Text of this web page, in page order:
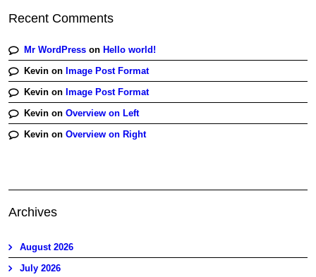
Recent Comments
Mr WordPress on Hello world!
Kevin on Image Post Format
Kevin on Image Post Format
Kevin onOverview on Left
Kevin onOverview on Right
Archives
August 2026
July 2026